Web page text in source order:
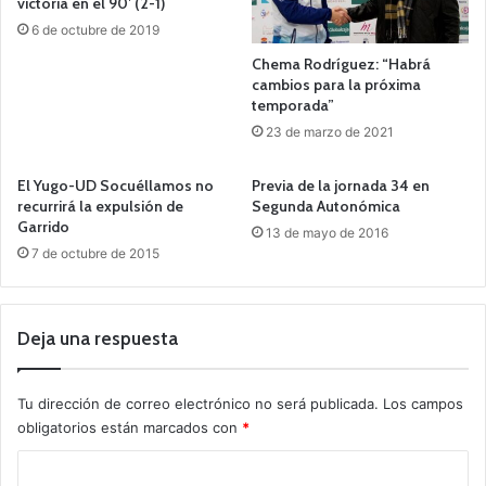
6 de octubre de 2019
Chema Rodríguez: “Habrá
cambios para la próxima
temporada”
23 de marzo de 2021
El Yugo-UD Socuéllamos no
recurrirá la expulsión de
Garrido
7 de octubre de 2015
Previa de la jornada 34 en
Segunda Autonómica
13 de mayo de 2016
Deja una respuesta
Tu dirección de correo electrónico no será publicada. Los campos
obligatorios están marcados con *